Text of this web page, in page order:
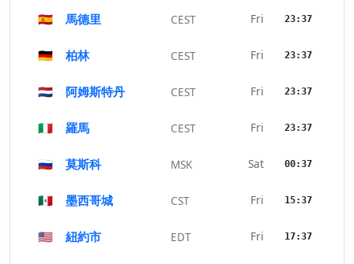
🇪🇸 馬德里 CEST Fri 23:37
🇩🇪 柏林 CEST Fri 23:37
🇳🇱 阿姆斯特丹 CEST Fri 23:37
🇮🇹 羅馬 CEST Fri 23:37
🇷🇺 莫斯科 MSK Sat 00:37
🇲🇽 墨西哥城 CST Fri 15:37
🇺🇸 紐約市 EDT Fri 17:37